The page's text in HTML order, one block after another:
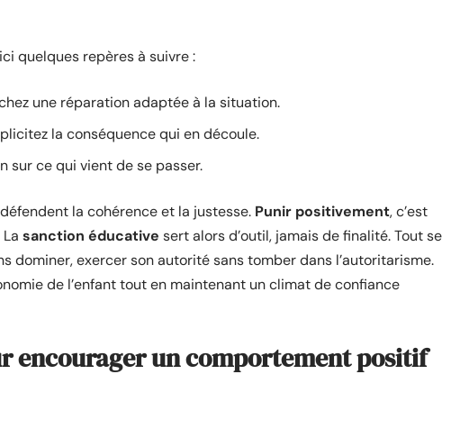
quelques repères à suivre :
une réparation adaptée à la situation.
la conséquence qui en découle.
sur ce qui vient de se passer.
défendent la cohérence et la justesse. Punir positivement, c’est
sanction éducative sert alors d’outil, jamais de finalité. Tout se
dominer, exercer son autorité sans tomber dans l’autoritarisme.
de l’enfant tout en maintenant un climat de confiance
encourager un comportement positif